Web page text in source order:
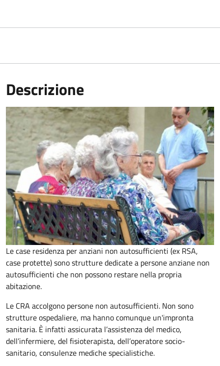
Descrizione
Le case residenza per anziani non autosufficienti (ex RSA,
case protette) sono strutture dedicate a persone anziane non
autosufficienti che non possono restare nella propria
abitazione.
Le CRA accolgono persone non autosufficienti. Non sono
strutture ospedaliere, ma hanno comunque un'impronta
sanitaria. È infatti assicurata l’assistenza del medico,
dell’infermiere, del fisioterapista, dell’operatore socio-
sanitario, consulenze mediche specialistiche.